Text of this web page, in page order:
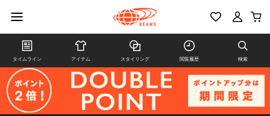
タイムライン アイテム スタイリング 閲覧履歴 検索